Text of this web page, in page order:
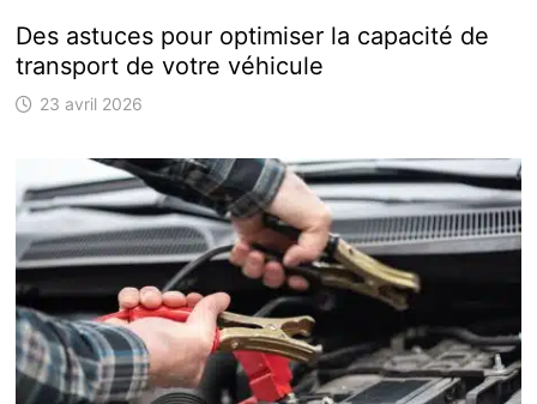
Des astuces pour optimiser la capacité de
transport de votre véhicule
23 avril 2026